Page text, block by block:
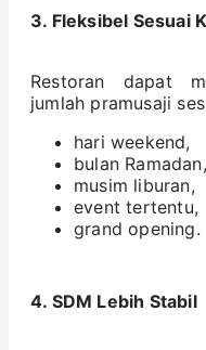
3. Fleksibel Sesuai
Restoran dapat
jumlah pramusaji
hari weekend,
bulan Ramadan,
musim liburan,
event tertentu,
grand opening.
4. SDM Lebih Stabil